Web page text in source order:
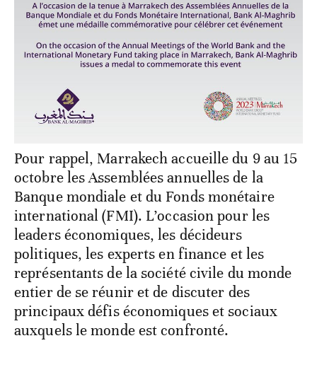
Pour rappel, Marrakech accueille du 9 au 15
octobre les Assemblées annuelles de la
Banque mondiale et du Fonds monétaire
international (FMI). L’occasion pour les
leaders économiques, les décideurs
politiques, les experts en finance et les
représentants de la société civile du monde
entier de se réunir et de discuter des
principaux défis économiques et sociaux
auxquels le monde est confronté.